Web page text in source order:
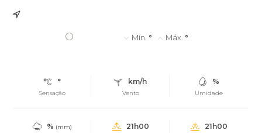
° Mín. ° Máx. °
°
Sensação
km/h
Vento
%
Umidade
% (mm)
21h00 21h00